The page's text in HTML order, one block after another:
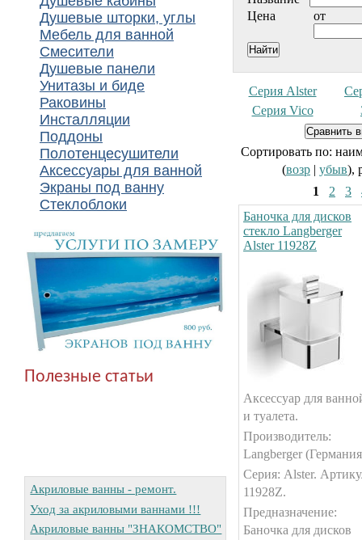
Душевые шторки, углы
Мебель для ванной
Смесители
Душевые панели
Унитазы и биде
Раковины
Инсталляции
Поддоны
Полотенцесушители
Аксессуары для ванной
Экраны под ванну
Стеклоблоки
Полезные статьи
Акриловые ванны - ремонт.
Уход за акриловыми ваннами !!!
Акриловые ванны "ЗНАКОМСТВО"
Цена
от
Серия Alster
Серия Vico
Сортировать по:
(возр | убыв),
1
2 3
Баночка для дисков
стекло Langberger
Alster 11928Z
Аксессуар для
и туалета.
Производитель:
Langberger
Серия: Alster.
11928Z.
Предназначение:
Баночка для дисков